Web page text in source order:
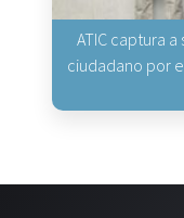
ATIC captura
ciudadano por